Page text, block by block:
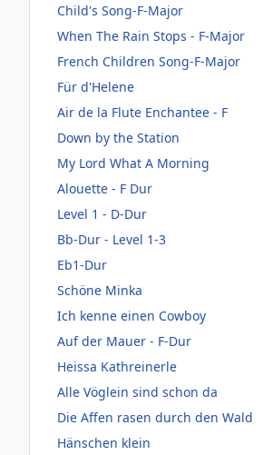
Child's Song-F-Major
When The Rain Stops - F-Major
French Children Song-F-Major
Für d'Helene
Air de la Flute Enchantee - F
Down by the Station
My Lord What A Morning
Alouette - F Dur
Level 1 - D-Dur
Bb-Dur - Level 1-3
Eb1-Dur
Schöne Minka
Ich kenne einen Cowboy
Auf der Mauer - F-Dur
Heissa Kathreinerle
Alle Vöglein sind schon da
Die Affen rasen durch den Wald
Hänschen klein